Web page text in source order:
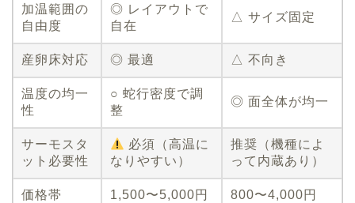
加温範囲の
自由度
◎ レイアウトで
自在
△ サイズ固定
産卵床対応 ◎ 最適 △ 不向き
温度の均一
性
○ 蛇行密度で調
整
◎ 面全体が均一
サーモスタ
ット必要性
必須（高温に
なりやすい）
推奨（機種によ
って内蔵あり）
価格帯 1,500〜5,000円 800〜4,000円